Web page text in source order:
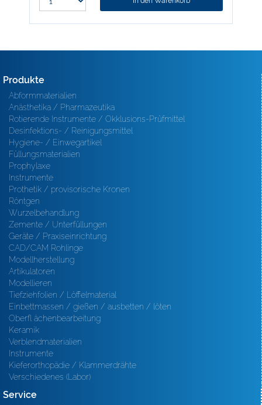
Produkte
Abformmaterialien
Anästhetika / Pharmazeutika
Rotierende Instrumente / Okklusions-Prüfmittel
Desinfektions- / Reinigungsmittel
Hygiene- / Einwegartikel
Füllungsmaterialien
Prophylaxe
Instrumente
Prothetik / provisorische Kronen
Röntgen
Wurzelbehandlung
Zemente / Unterfüllungen
Geräte / Praxiseinrichtung
CAD/CAM Rohlinge
Modellherstellung
Artikulatoren
Modellieren
Tiefziehfolien / Löffelmaterial
Einbettmassen / gießen / ausbetten / löten
Oberfl ächenbearbeitung
Keramik
Verblendmaterialien
Instrumente
Kieferorthopädie / Klammerdrähte
Verschiedenes (Labor)
Service